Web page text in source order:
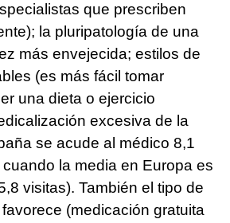
que prescriben
la pluripatología de una
más envejecida; estilos de
(es más fácil tomar
una dieta o ejercicio
excesiva de la
se acude al médico 8,1
la media en Europa es
visitas). También el tipo de
(medicación gratuita